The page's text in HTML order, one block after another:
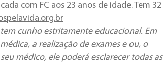
com FC aos 23 anos de idade. Tem 32
cunho estritamente educacional. Em
a realização de exames e ou, o
médico, ele poderá esclarecer todas as